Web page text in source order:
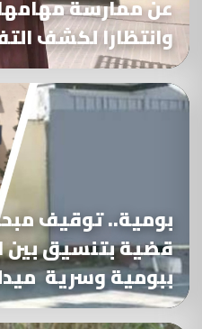
عن ممارسة مهامها
وانتظارا لكشف
قضية بتنسيق بين
ببومية وسرية